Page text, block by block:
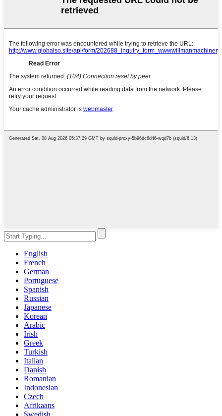
English
French
German
Portuguese
Spanish
Russian
Japanese
Korean
Arabic
Irish
Greek
Turkish
Italian
Danish
Romanian
Indonesian
Czech
Afrikaans
Swedish